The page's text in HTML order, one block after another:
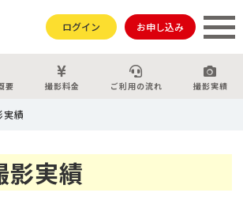
ログイン お申し込み
要 撮影料金 ご利用の流れ 撮影実績
実績
影実績